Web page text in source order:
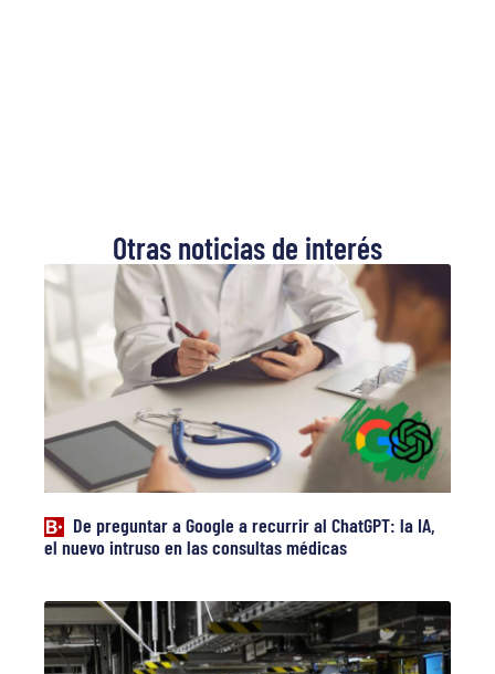
Otras noticias de interés
De preguntar a Google a recurrir al ChatGPT: la IA,
el nuevo intruso en las consultas médicas